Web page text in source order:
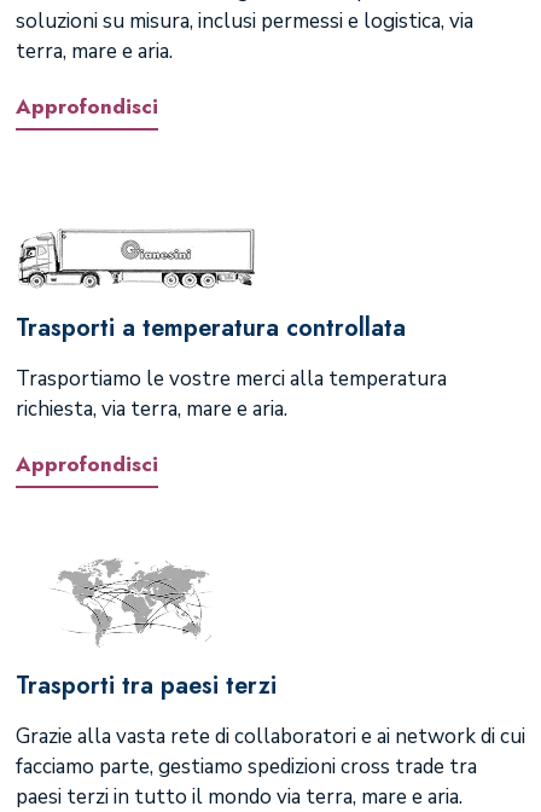
soluzioni su misura, inclusi permessi e logistica, via
terra, mare e aria.
Approfondisci
Trasporti a temperatura controllata
Trasportiamo le vostre merci alla temperatura
richiesta, via terra, mare e aria.
Approfondisci
Trasporti tra paesi terzi
Grazie alla vasta rete di collaboratori e ai network di cui
facciamo parte, gestiamo spedizioni cross trade tra
paesi terzi in tutto il mondo via terra, mare e aria.